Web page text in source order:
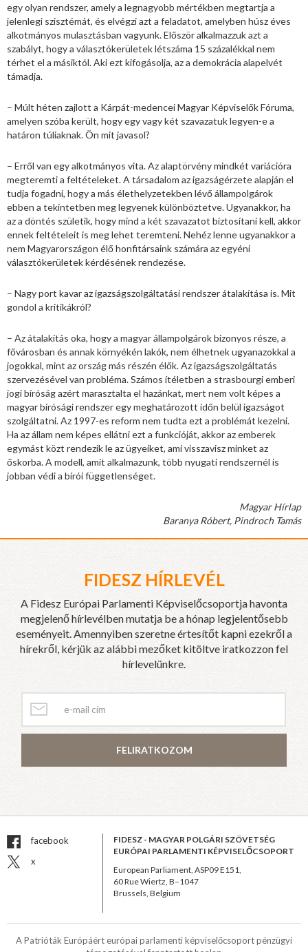
egy olyan rendszer, amely a legnagyobb mértékben megtartja a
jelenlegi szisztémát, és elvégzi azt a feladatot, amelyben húsz éves
alkotmányos mulasztásban vagyunk. Először alkalmazzuk azt a
szabályt, hogy a választókerületek létszáma 15 százalékkal nem
térhet el a másiktól. Aki ezt kifogásolja, az a demokrácia alapelvét
támadja.
– Múlt héten zajlott a Kárpát-medencei Magyar Képviselők Fóruma,
amelyen szóba került, hogy egy vagy két szavazatuk legyen-e a
határon túliaknak. Ön mit javasol?
– Erről van egy alkotmányos vita. Az alaptörvény mindkét variációra
megteremti a feltételeket. A társadalom az igazságérzete alapján el
tudja fogadni, hogy a más élethelyzetekben lévő állampolgárok
ebben a tekintetben meg legyenek különböztetve. Ugyanakkor, ha
az a döntés születik, hogy mind a két szavazatot biztosítani kell, akkor
ennek feltételeit is meg lehet teremteni. Nehéz lenne ugyanakkor a
nem Magyarországon élő honfitársaink számára az egyéni
választókerületek kérdésének rendezése.
– Nagy port kavar az igazságszolgáltatási rendszer átalakítása is. Mit
gondol a kritikákról?
– Az átalakítás oka, hogy a magyar állampolgárok bizonyos része, a
fővárosban és annak környékén lakók, nem élhetnek ugyanazokkal a
jogokkal, mint az ország más részén élők. Az igazságszolgáltatás
szervezésével van probléma. Számos ítéletben a strasbourgi emberi
jogi bíróság azért marasztalta el hazánkat, mert nem volt képes a
magyar bírósági rendszer egy meghatározott időn belül igazságot
szolgáltatni. Az 1997-es reform nem tudta ezt a problémát kezelni.
Ha az állam nem képes ellátni ezt a funkcióját, akkor az emberek
egymást közt rendezik le az ügyeiket, ami visszavisz minket az
őskorba. A modell, amit alkalmazunk, több nyugati rendszernél is
jobban védi a bírói függetlenséget.
Magyar Hírlap
Baranya Róbert, Pindroch Tamás
FIDESZ HÍRLEVÉL
A Fidesz Európai Parlamenti Képviselőcsoportja havonta
megjelenő hírlevélben mutatja be a hónap legjelentősebb
eseményeit. Amennyiben szeretne értesítőt kapni ezekről a
hírekről, kérjük az alábbi mezőket kitöltve iratkozzon fel
hírlevelünkre.
FELIRATKOZOM
facebook
x
FIDESZ - MAGYAR POLGÁRI SZÖVETSÉG
EURÓPAI PARLAMENTI KÉPVISELŐCSOPORT
European Parliament, ASP09 E151,
60 Rue Wiertz, B–1047
Brussels, Belgium
A Patrióták Európáért európai parlamenti képviselőcsoport pénzügyi